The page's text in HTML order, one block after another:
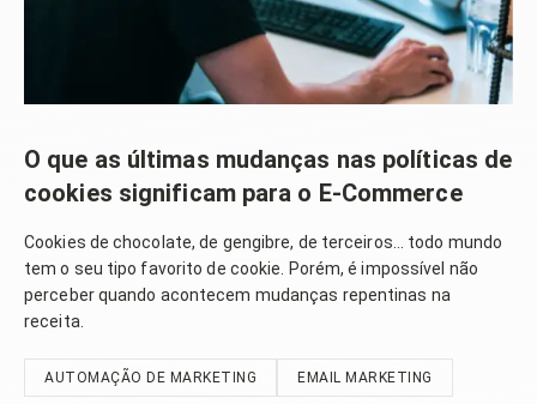
O que as últimas mudanças nas políticas de
cookies significam para o E-Commerce
Cookies de chocolate, de gengibre, de terceiros... todo mundo
tem o seu tipo favorito de cookie. Porém, é impossível não
perceber quando acontecem mudanças repentinas na
receita.
AUTOMAÇÃO DE MARKETING EMAIL MARKETING